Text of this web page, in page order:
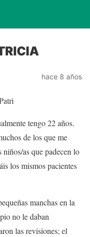
hace 8 años
tengo 22 años.
de los que me
niños/as que padecen lo
los mismos pacientes
manchas en la
no le daban
las revisiones; el